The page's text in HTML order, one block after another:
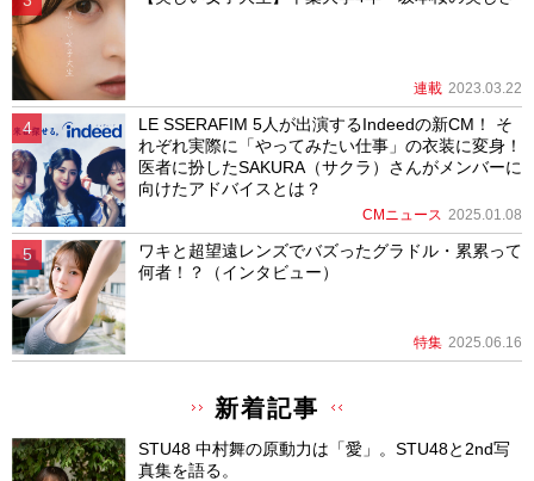
連載 2023.03.22
LE SSERAFIM 5人が出演するIndeedの新CM！ そ
れぞれ実際に「やってみたい仕事」の衣装に変身！
医者に扮したSAKURA（サクラ）さんがメンバーに
向けたアドバイスとは？
CMニュース 2025.01.08
ワキと超望遠レンズでバズったグラドル・累累って
何者！？（インタビュー）
特集 2025.06.16
新着記事
STU48 中村舞の原動力は「愛」。STU48と2nd写
真集を語る。